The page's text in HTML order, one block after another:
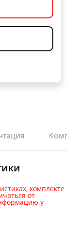
комплекте
от
у